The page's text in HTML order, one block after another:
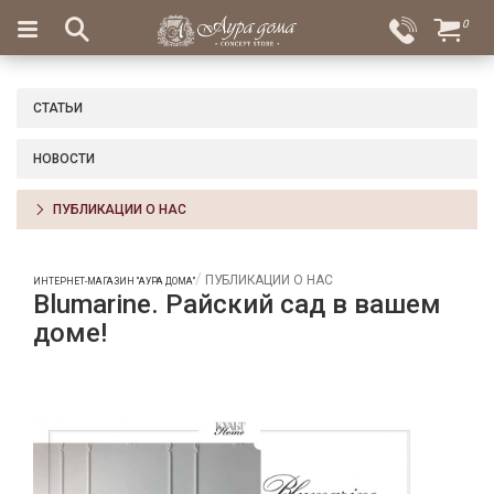
Вход
Избранное
×
Салоны
Доставка
Оплата
Ароматы
для
дома
Бар
хрусталь
Столовые
0
СТАТЬИ
НОВОСТИ
ПУБЛИКАЦИИ О НАС
ИНТЕРНЕТ-МАГАЗИН "АУРА ДОМА" ПУБЛИКАЦИИ О НАС
Blumarine. Райский сад в вашем
доме!